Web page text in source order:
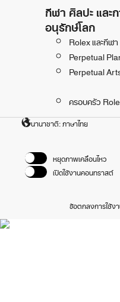
กีฬา ศิลปะ และ
อนุรักษ์โลก
Rolex และกีฬา
Perpetual
Perpetual
ครอบครัว
นานาชาติ: ภาษาไทย
หยุดภาพเคลื่อนไหว
เปิดใช้งานคอนทราสต์
ข้อตกลงการใช้ง